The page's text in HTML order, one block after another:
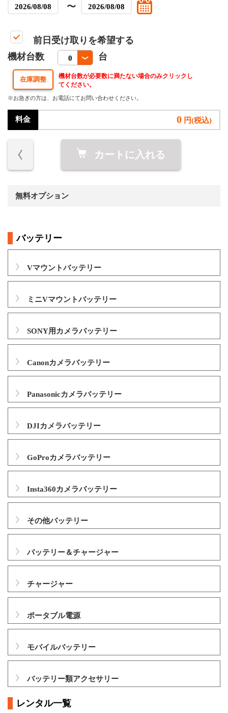
〜
前日受け取りを希望する
機材台数
台
機材台数が必要数に満たない場合のみクリックし
てください。
※お急ぎの方は、お電話にてお問い合わせください。
料金 0 円(税込)
カートに入れる
無料オプション
バッテリー
Vマウントバッテリー
ミニVマウントバッテリー
SONY用カメラバッテリー
Canonカメラバッテリー
Panasonicカメラバッテリー
DJIカメラバッテリー
GoProカメラバッテリー
Insta360カメラバッテリー
その他バッテリー
バッテリー＆チャージャー
チャージャー
ポータブル電源
モバイルバッテリー
バッテリー類アクセサリー
レンタル一覧